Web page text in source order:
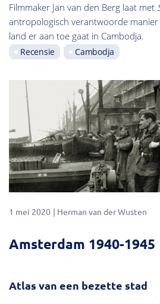
Filmmaker Jan van den Berg laat met
antropologisch verantwoorde
land er aan toe gaat in Cambodja.
Recensie Cambodja
1 mei 2020 Herman van der Wusten
Amsterdam 1940-1945
Atlas van een bezette stad